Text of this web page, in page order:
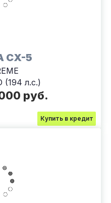
CX-5
(194 л.с.)
руб.
Купить в кредит